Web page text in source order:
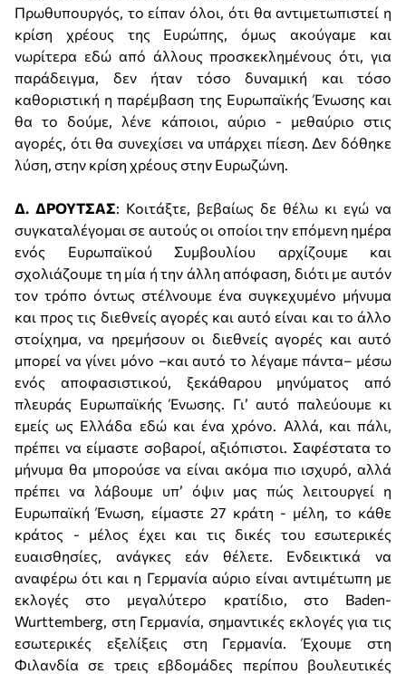
Πρωθυπουργός, το είπαν όλοι, ότι θα αντιμετωπιστεί η
κρίση χρέους της Ευρώπης, όμως ακούγαμε και
νωρίτερα εδώ από άλλους προσκεκλημένους ότι, για
παράδειγμα, δεν ήταν τόσο δυναμική και τόσο
καθοριστική η παρέμβαση της Ευρωπαϊκής Ένωσης και
θα το δούμε, λένε κάποιοι, αύριο - μεθαύριο στις
αγορές, ότι θα συνεχίσει να υπάρχει πίεση. Δεν δόθηκε
λύση, στην κρίση χρέους στην Ευρωζώνη.
Δ. ΔΡΟΥΤΣΑΣ: Κοιτάξτε, βεβαίως δε θέλω κι εγώ να
συγκαταλέγομαι σε αυτούς οι οποίοι την επόμενη ημέρα
ενός Ευρωπαϊκού Συμβουλίου αρχίζουμε και
σχολιάζουμε τη μία ή την άλλη απόφαση, διότι με αυτόν
τον τρόπο όντως στέλνουμε ένα συγκεχυμένο μήνυμα
και προς τις διεθνείς αγορές και αυτό είναι και το άλλο
στοίχημα, να ηρεμήσουν οι διεθνείς αγορές και αυτό
μπορεί να γίνει μόνο –και αυτό το λέγαμε πάντα– μέσω
ενός αποφασιστικού, ξεκάθαρου μηνύματος από
πλευράς Ευρωπαϊκής Ένωσης. Γι’ αυτό παλεύουμε κι
εμείς ως Ελλάδα εδώ και ένα χρόνο. Αλλά, και πάλι,
πρέπει να είμαστε σοβαροί, αξιόπιστοι. Σαφέστατα το
μήνυμα θα μπορούσε να είναι ακόμα πιο ισχυρό, αλλά
πρέπει να λάβουμε υπ’ όψιν μας πώς λειτουργεί η
Ευρωπαϊκή Ένωση, είμαστε 27 κράτη - μέλη, το κάθε
κράτος - μέλος έχει και τις δικές του εσωτερικές
ευαισθησίες, ανάγκες εάν θέλετε. Ενδεικτικά να
αναφέρω ότι και η Γερμανία αύριο είναι αντιμέτωπη με
εκλογές στο μεγαλύτερο κρατίδιο, στο Baden-
Wurttemberg, στη Γερμανία, σημαντικές εκλογές για τις
εσωτερικές εξελίξεις στη Γερμανία. Έχουμε στη
Φιλανδία σε τρεις εβδομάδες περίπου βουλευτικές